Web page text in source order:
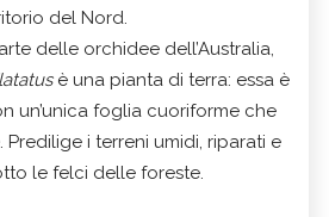
del Nord.
delle orchidee dell’Australia,
è una pianta di terra: essa è
un’unica foglia cuoriforme che
i terreni umidi, riparati e
le felci delle foreste.